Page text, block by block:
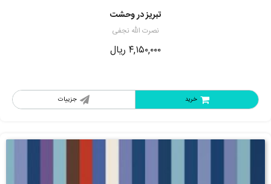
تبریز در وحشت
نصرت الله نجفی
۴,۱۵۰,۰۰۰ ریال
جزییات خرید